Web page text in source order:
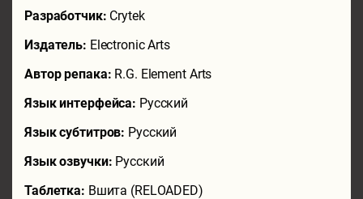
Разработчик: Crytek
Издатель: Electronic Arts
Автор репака: R.G. Element Arts
Язык интерфейса: Русский
Язык субтитров: Русский
Язык озвучки: Русский
Таблетка: Вшита (RELOADED)